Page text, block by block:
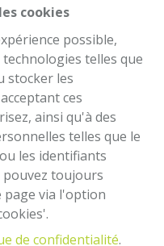
cookies
possible,
telles que
stocker les
ces
ainsi qu'à des
telles que le
les identifiants
pouvez toujours
page via l'option
de confidentialité.
avec toilette invités.
à manger conviviale.
vers l’extérieur
± 900 m². Grande
des beaux jours .
6 voitures
à coucher. Salle de
l’italienne. WC séparé.
parfait pour les
supplémentaire